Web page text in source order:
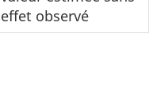
effet observé